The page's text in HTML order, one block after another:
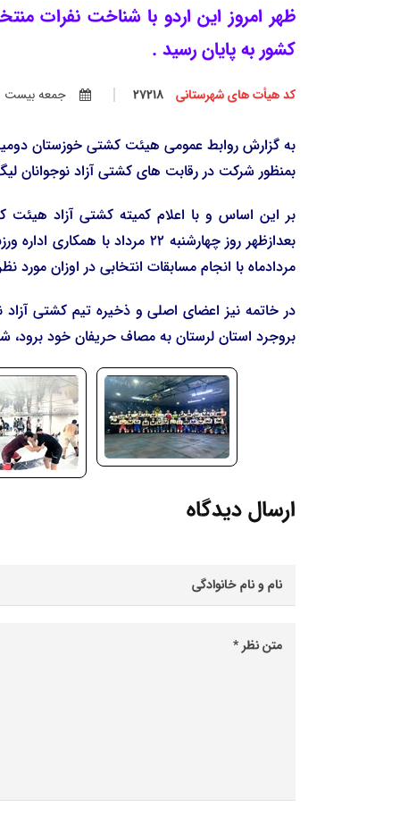
ظهر امروز این اردو با شناخت نفرات
کشور به پایان رسید .
کد هیأت های شهرستانی جمعه بيست و
به گزارش روابط عمومی هیئت کشتی خوزستان
بمنظور شرکت در رقابت های کشتی آزاد نوجوانان
مردادماه با انجام مسابقات انتخابی در اوزان مورد
بروجرد استان لرستان به مصاف حریفان خود برود،
ارسال دیدگاه